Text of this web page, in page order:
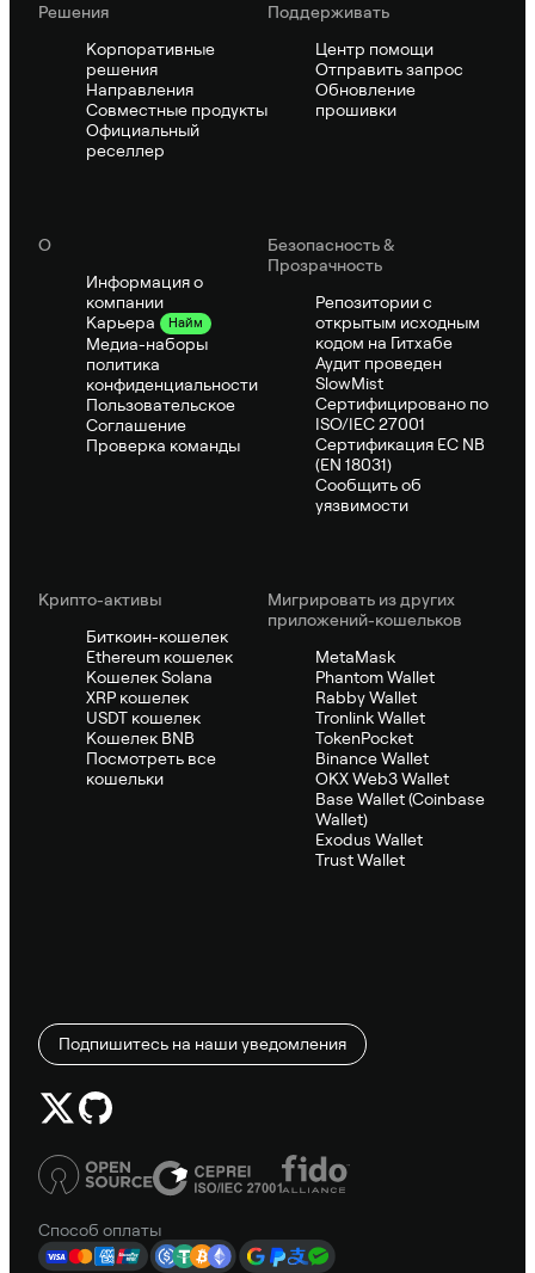
Решения
Корпоративные
решения
Направления
Совместные продукты
Официальный
реселлер
Поддерживать
Центр помощи
Отправить запрос
Обновление
прошивки
О
Информация о
компании
Карьера
Найм
Медиа-наборы
политика
конфиденциальности
Пользовательское
Соглашение
Проверка команды
Безопасность &
Прозрачность
Репозитории с
открытым исходным
кодом на Гитхабе
Аудит проведен
SlowMist
Сертифицировано по
ISO/IEC 27001
Сертификация ЕС NB
(EN 18031)
Сообщить об
уязвимости
Крипто-активы
Биткоин-кошелек
Ethereum кошелек
Кошелек Solana
XRP кошелек
USDT кошелек
Кошелек BNB
Посмотреть все
кошельки
Мигрировать из других
приложений-кошельков
MetaMask
Phantom Wallet
Rabby Wallet
Tronlink Wallet
TokenPocket
Binance Wallet
OKX Web3 Wallet
Base Wallet (Coinbase
Wallet)
Exodus Wallet
Trust Wallet
Подпишитесь на наши уведомления
Способ оплаты